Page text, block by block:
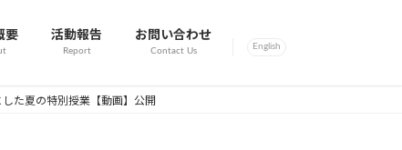
要 活動報告
Report
お問い合わせ
Contact Us English
た夏の特別授業【動画】公開